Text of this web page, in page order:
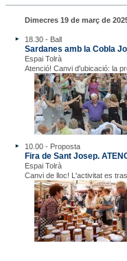
Dimecres 19 de març de
18.30 - Ball
Sardanes amb la Cobla
Espai Tolrà
Atenció! Canvi d'ubicació: la
10.00 - Proposta
Fira de Sant Josep.
Espai Tolrà
Canvi de lloc! L'activitat es